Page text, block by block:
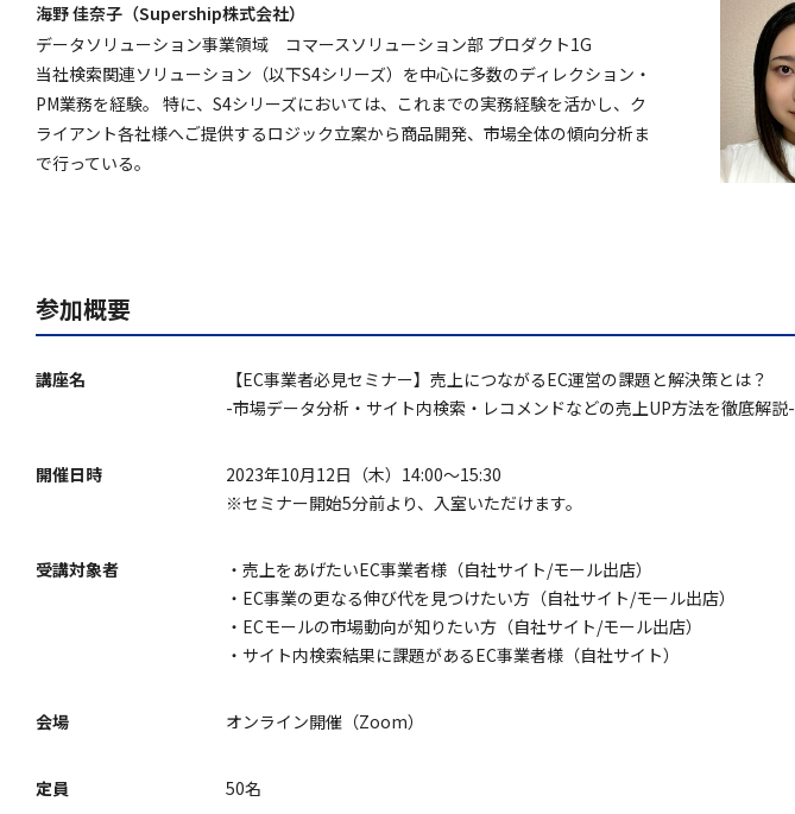
海野 佳奈子（Supership株式会社）
データソリューション事業領域 コマースソリューション部 プロダクト1G
当社検索関連ソリューション（以下S4シリーズ）を中心に多数のディレクション・
PM業務を経験。 特に、S4シリーズにおいては、これまでの実務経験を活かし、ク
ライアント各社様へご提供するロジック立案から商品開発、市場全体の傾向分析ま
で行っている。
参加概要
講座名
【EC事業者必見セミナー】売上につながるEC運営の課題と解決策とは？
-市場データ分析・サイト内検索・レコメンドなどの売上UP方法を徹底解説-
開催日時
2023年10月12日（木）14:00～15:30
※セミナー開始5分前より、入室いただけます。
受講対象者
・売上をあげたいEC事業者様（自社サイト/モール出店）
・EC事業の更なる伸び代を見つけたい方（自社サイト/モール出店）
・ECモールの市場動向が知りたい方（自社サイト/モール出店）
・サイト内検索結果に課題があるEC事業者様（自社サイト）
会場 オンライン開催（Zoom）
定員 50名